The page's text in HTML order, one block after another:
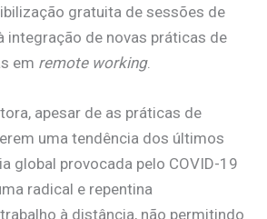
gratuita de sessões de
integração de novas práticas de
em remote working.
apesar de as práticas de
uma tendência dos últimos
global provocada pelo COVID-19
radical e repentina
à distância, não permitindo